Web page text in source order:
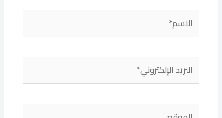
الاسم*
الإلكتروني*
الموقع